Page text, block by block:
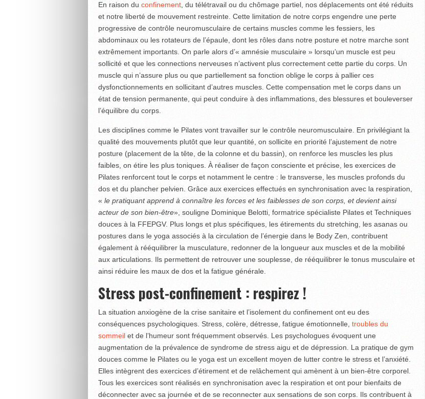
En raison du confinement, du télétravail ou du chômage partiel, nos déplacements ont été réduits
et notre liberté de mouvement restreinte. Cette limitation de notre corps engendre une perte
progressive de contrôle neuromusculaire de certains muscles comme les fessiers, les
abdominaux ou les rotateurs de l’épaule, dont les rôles dans notre posture et notre marche sont
extrêmement importants. On parle alors d’« amnésie musculaire » lorsqu’un muscle est peu
sollicité et que les connections nerveuses n’activent plus correctement cette partie du corps. Un
muscle qui n’assure plus ou que partiellement sa fonction oblige le corps à pallier ces
dysfonctionnements en sollicitant d’autres muscles. Cette compensation met le corps dans un
état de tension permanente, qui peut conduire à des inflammations, des blessures et bouleverser
l’équilibre du corps.
Les disciplines comme le Pilates vont travailler sur le contrôle neuromusculaire. En privilégiant la
qualité des mouvements plutôt que leur quantité, on sollicite en priorité l’ajustement de notre
posture (placement de la tête, de la colonne et du bassin), on renforce les muscles les plus
faibles, on étire les plus toniques. À réaliser de façon consciente et précise, les exercices de
Pilates renforcent tout le corps et notamment le centre : le transverse, les muscles profonds du
dos et du plancher pelvien. Grâce aux exercices effectués en synchronisation avec la respiration,
« le pratiquant apprend à connaître les forces et les faiblesses de son corps, et devient ainsi
acteur de son bien-être», souligne Dominique Belotti, formatrice spécialiste Pilates et Techniques
douces à la FFEPGV. Plus longs et plus spécifiques, les étirements du stretching, les asanas ou
postures dans le yoga associés à la circulation de l’énergie dans le Body Zen, contribuent
également à rééquilibrer la musculature, redonner de la longueur aux muscles et de la mobilité
aux articulations. Ils permettent de retrouver une souplesse, de rééquilibrer le tonus musculaire et
ainsi réduire les maux de dos et la fatigue générale.
Stress post-confinement : respirez !
La situation anxiogène de la crise sanitaire et l’isolement du confinement ont eu des
conséquences psychologiques. Stress, colère, détresse, fatigue émotionnelle, troubles du
sommeilet de l’humeur sont fréquemment observés. Les psychologues évoquent une
augmentation de la prévalence de syndrome de stress aigu et de dépression. La pratique de gym
douces comme le Pilates ou le yoga est un excellent moyen de lutter contre le stress et l’anxiété.
Elles intègrent des exercices d’étirement et de relâchement qui amènent à un bien-être corporel.
Tous les exercices sont réalisés en synchronisation avec la respiration et ont pour bienfaits de
déconnecter avec sa journée et de se reconnecter aux sensations de son corps. Ils contribuent à